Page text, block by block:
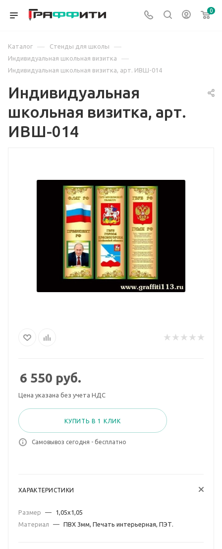
0
Каталог — Стенды для школы —
Индивидуальная школьная визитка —
Индивидуальная школьная визитка, арт. ИВШ-014
Индивидуальная
школьная визитка, арт.
ИВШ-014
6 550 руб.
Цена указана без учета НДС
КУПИТЬ В 1 КЛИК
Самовывоз сегодня - бесплатно
ХАРАКТЕРИСТИКИ
Размер —
1,05х1,05
Материал
— ПВХ 3мм, Печать интерьерная, ПЭТ.